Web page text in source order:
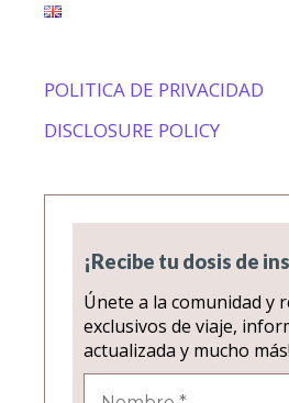
POLITICA DE PRIVACIDAD
DISCLOSURE POLICY
¡Recibe tu dosis de
Únete a la comunidad y
exclusivos de viaje,
actualizada y mucho más!